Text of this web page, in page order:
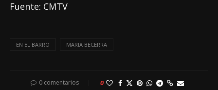
Fuente: CMTV
EN EL BARRO MARIA BECERRA
0 comentarios 0